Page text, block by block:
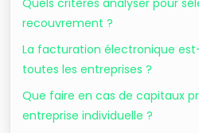
Quels critères analyser pour
recouvrement ?
La facturation électronique
toutes les entreprises ?
Que faire en cas de capitaux
entreprise individuelle ?